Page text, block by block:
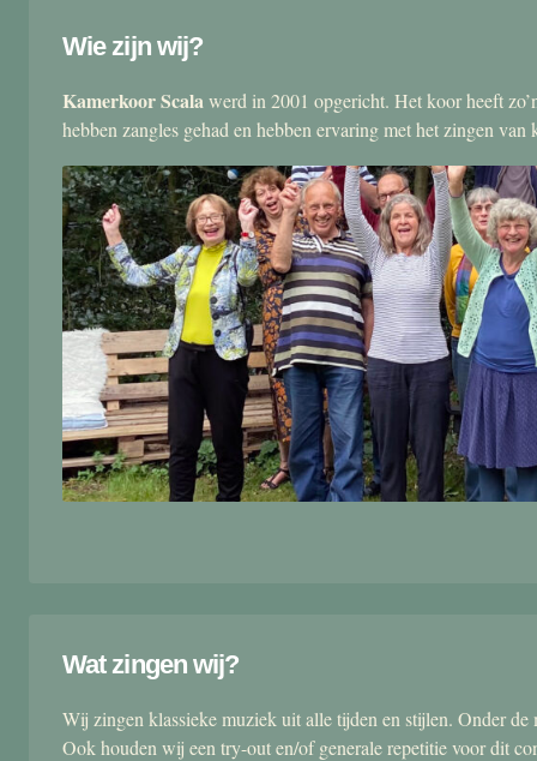
Wie zijn wij?
Kamerkoor Scalawerd in 2001 opgericht. Het koor heeft
hebben zangles gehad en hebben ervaring met het zingen van
Wat zingen wij?
Wij zingen klassieke muziek uit alle tijden en stijlen. Onder
Ook houden wij een try-out en/of generale repetitie voor dit